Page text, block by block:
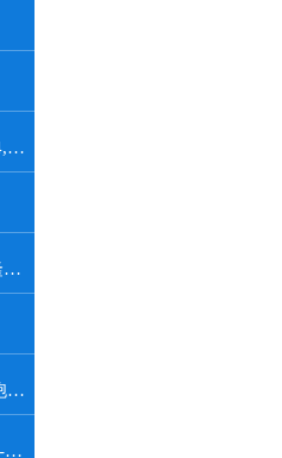
苯并[1,2-B:4,5-B']二噻吩-4,8-二酮
微管结合蛋白CYLD单克隆抗体
小鼠杂交瘤（抗CD2）细胞OKT11
1-(4-甲氧基苯基)-2-甲基-3-硝基-1H-吲哚-6-醇